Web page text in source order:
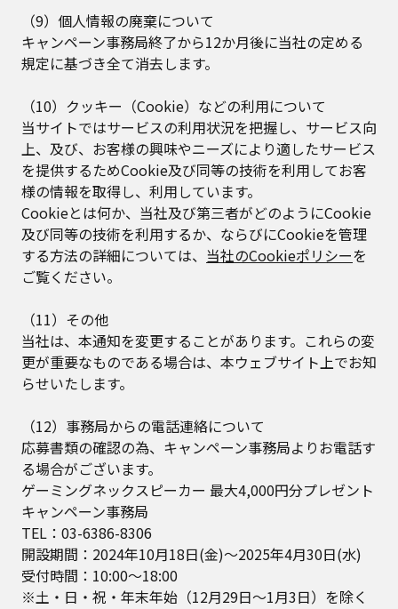
（9）個人情報の廃棄について
キャンペーン事務局終了から12か月後に当社の定める
規定に基づき全て消去します。
（10）クッキー（Cookie）などの利用について
当サイトではサービスの利用状況を把握し、サービス向
上、及び、お客様の興味やニーズにより適したサービス
を提供するためCookie及び同等の技術を利用してお客
様の情報を取得し、利用しています。
Cookieとは何か、当社及び第三者がどのようにCookie
及び同等の技術を利用するか、ならびにCookieを管理
する方法の詳細については、 当社のCookieポリシーを
ご覧ください。
（11）その他
当社は、本通知を変更することがあります。これらの変
更が重要なものである場合は、本ウェブサイト上でお知
らせいたします。
（12）事務局からの電話連絡について
応募書類の確認の為、キャンペーン事務局よりお電話す
る場合がございます。
ゲーミングネックスピーカー 最大4,000円分プレゼント
キャンペーン事務局
TEL：03-6386-8306
開設期間：2024年10月18日(金)～2025年4月30日(水)
受付時間：10:00～18:00
※土・日・祝・年末年始（12月29日～1月3日）を除く